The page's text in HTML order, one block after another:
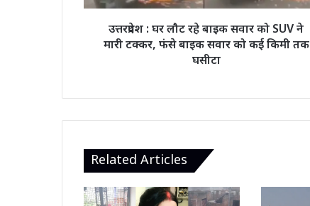
SUV
को
उत्तरप्रदेश : घर लौट रहे बाइक सवार को SUV ने
मारी टक्कर, फंसे बाइक सवार को कई किमी तक
घसीटा
Related Articles